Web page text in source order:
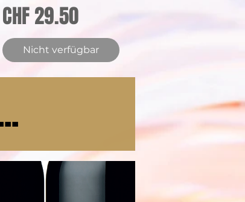
Preis
CHF 29.50
Nicht verfügbar